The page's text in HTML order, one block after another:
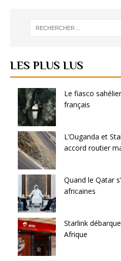
LES PLUS LUS
Le fiasco
français
L’Ouganda et
accord routier
Quand le Qatar
africaines
Starlink
Afrique